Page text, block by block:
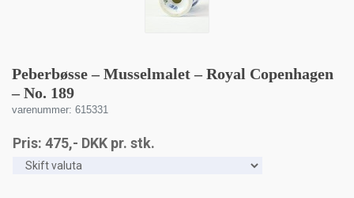
Peberbøsse – Musselmalet – Royal Copenhagen
– No. 189
varenummer: 615331
Pris: 475,- DKK pr. stk.